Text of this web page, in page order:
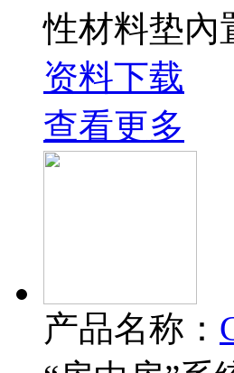
性材料垫
资料下载
查看更多
产品名称：